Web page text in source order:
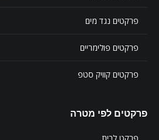
פרקטים נגד מים
פרקטים פולימריים
פרקטים קוויק סטפ
פרקטים לפי מטרה